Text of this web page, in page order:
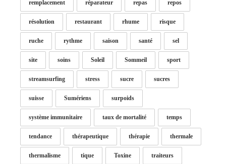
remplacement réparateur repas repos
résolution restaurant rhume risque
ruche rythme saison santé sel
site soins Soleil Sommeil sport
streamsurfing stress sucre sucres
suisse Sumériens surpoids
système immunitaire taux de mortalité temps
tendance thérapeutique thérapie thermale
thermalisme tique Toxine traiteurs